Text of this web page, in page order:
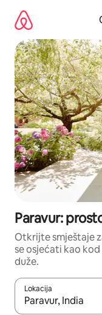
sadržaj
Paravur:
Otkrijte smještaje
se osjećati kao
duže.
Lokacija
Kad su rezultati